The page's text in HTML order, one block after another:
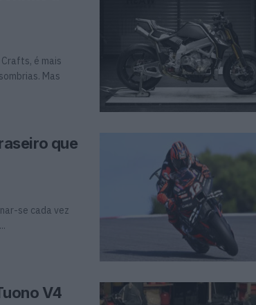
é mais
Mas
que
se cada vez
V4